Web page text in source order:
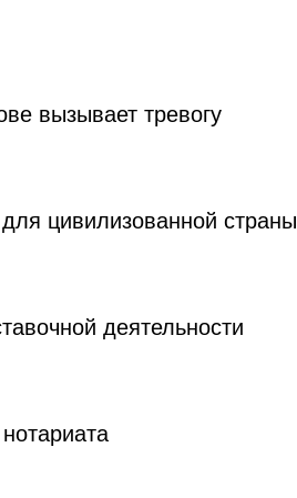
вызывает тревогу
цивилизованной страны
деятельности